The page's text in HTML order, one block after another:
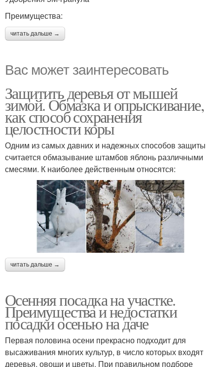
Преимущества:
читать дальше →
Вас может заинтересовать
Защитить деревья от мышей
зимой. Обмазка и опрыскивание,
как способ сохранения
целостности коры
Одним из самых давних и надежных способов защиты
считается обмазывание штамбов яблонь различными
смесями. К наиболее действенным относятся:
читать дальше →
Осенняя посадка на участке.
Преимущества и недостатки
посадки осенью на даче
Первая половина осени прекрасно подходит для
высаживания многих культур, в число которых входят
деревья, овощи и цветы. При правильном подборе